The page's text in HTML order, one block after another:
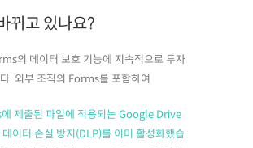
뀌고 있나요?
의 데이터 보호 기능에 지속적으로 투자
. 외부 조직의 Forms를 포함하여
제출된 파일에 적용되는 Google Drive
이터 손실 방지(DLP)를 이미 활성화했습